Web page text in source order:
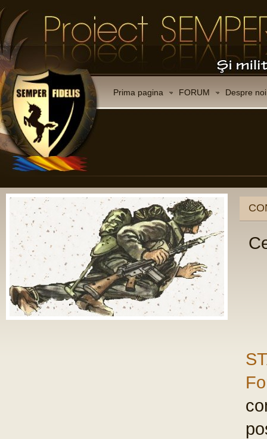
Prima pagina FORUM Despre noi